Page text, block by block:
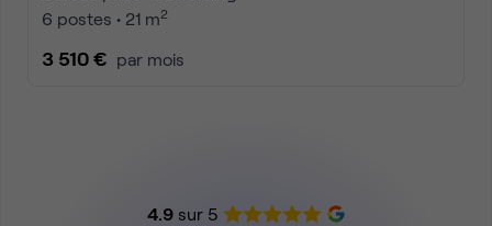
6 postes • 21 m2
3 510 € par mois
4.9sur 5